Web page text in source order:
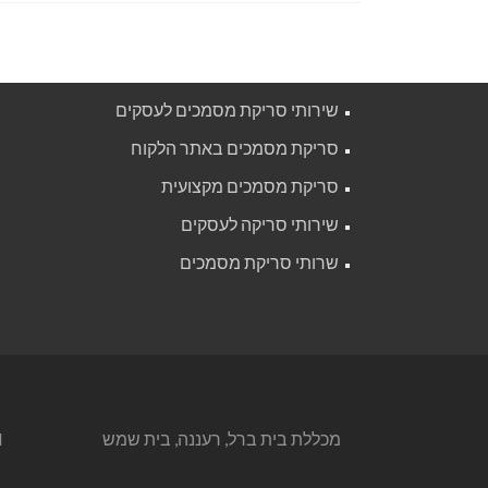
שירותי סריקת מסמכים לעסקים
סריקת מסמכים באתר הלקוח
סריקת מסמכים מקצועית
שירותי סריקה לעסקים
שרותי סריקת מסמכים
מכללת בית ברל, רעננה, בית שמש